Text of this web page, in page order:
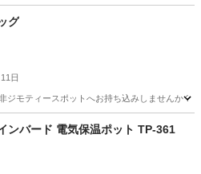
ア
グ
日
ティースポットへお持ち込みしませんか？
現地ンバード 電気保温ポット TP-361